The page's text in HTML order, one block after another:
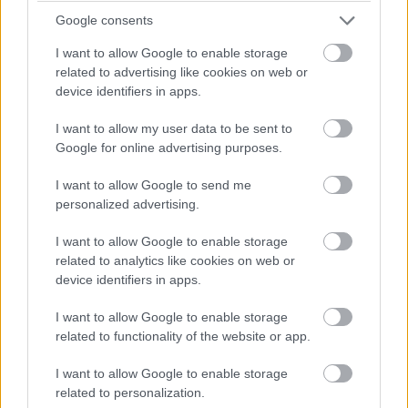
Google consents
I want to allow Google to enable storage
related to advertising like cookies on web or
device identifiers in apps.
I want to allow my user data to be sent to
Google for online advertising purposes.
I want to allow Google to send me
personalized advertising.
I want to allow Google to enable storage
related to analytics like cookies on web or
device identifiers in apps.
I want to allow Google to enable storage
related to functionality of the website or app.
I want to allow Google to enable storage
related to personalization.
Alap és nem annyira alap funkciók
funkciókra koncentrálunk, hanem megmutatjuk azt is,
fájlkezelés terén mire képesek a hálózati adattárolók. Az
alap természetesen az, hogy egy NAS tárolja a fájlokat,
amiket a belső hálózaton bármilyen eszközről el tudsz
meghajtóként, így például Windows alatt szinte úgy lehet
használni a NAS-t, mint egy merevlemezt. De nemcsak a
PC, hanem a tévé vagy a médialejátszó is látja a NAS-t,
így a rajta lévő filmeket, sorozatokat és zenéket
közvetlenül is le tudod játszani.
Fontos tudni, hogy a NAS kezeli a jogosultságokat, így ha
a családban nemcsak egyvalaki használja a hálózati